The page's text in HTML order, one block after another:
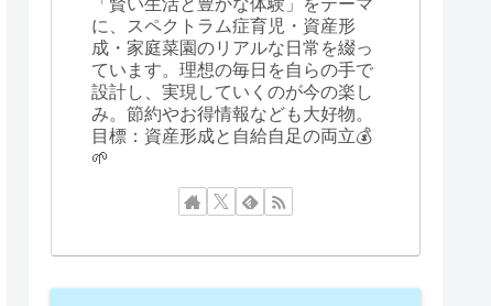
に、スペクトラム症育児・資産形
成・家庭菜園のリアルな日常を綴っ
ています。理想の毎日を自らの手で
設計し、実現していくのが今の楽し
み。節約やお得情報なども大好物。
目標：資産形成と自給自足の両立💰
🌱